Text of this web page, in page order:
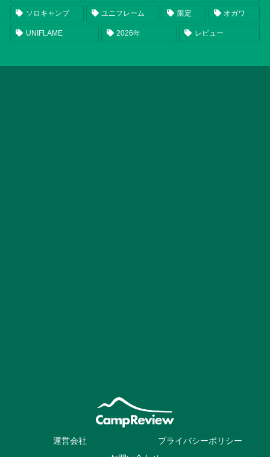
ソロキャンプ ユニフレーム 限定 オガワ
UNIFLAME 2026年 レビュー
運営会社
プライバシーポリシー